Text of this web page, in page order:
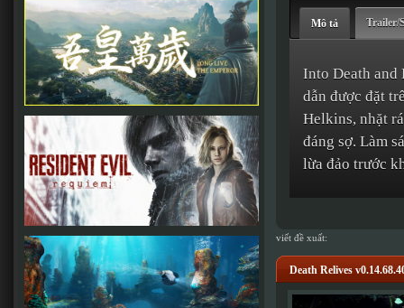
Mô tả Trailer/
Into Death and
dẫn được đặt
Helkins, nhặt
đáng sợ. Làm
lừa đảo trước
viết đề xuất:
Death Relives